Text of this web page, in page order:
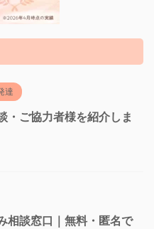
達
・ご協力者様を紹介しま
相談窓口｜無料・匿名で